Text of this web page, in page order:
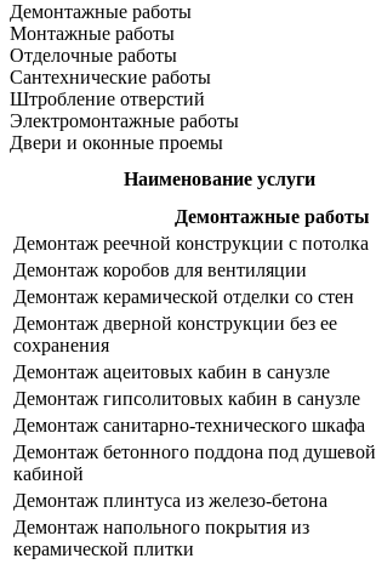
Демонтажные работы
Монтажные работы
Отделочные работы
Сантехнические работы
Штробление отверстий
Электромонтажные работы
Двери и оконные проемы
Наименование услуги
Демонтажные работы
Демонтаж реечной конструкции с потолка
Демонтаж коробов для вентиляции
Демонтаж керамической отделки со стен
Демонтаж дверной конструкции без ее
сохранения
Демонтаж ацеитовых кабин в санузле
Демонтаж гипсолитовых кабин в санузле
Демонтаж санитарно-технического шкафа
Демонтаж бетонного поддона под душевой
кабиной
Демонтаж плинтуса из железо-бетона
Демонтаж напольного покрытия из
керамической плитки